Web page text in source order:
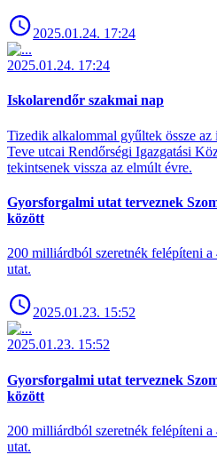
2025.01.24. 17:24
2025.01.24. 17:24
Iskolarendőr szakmai nap
Tizedik alkalommal gyűltek össze az
Teve utcai Rendőrségi Igazgatási
tekintsenek vissza az elmúlt évre.
Gyorsforgalmi utat terveznek
között
200 milliárdból szeretnék felépíteni
utat.
2025.01.23. 15:52
2025.01.23. 15:52
Gyorsforgalmi utat terveznek
között
200 milliárdból szeretnék felépíteni
utat.